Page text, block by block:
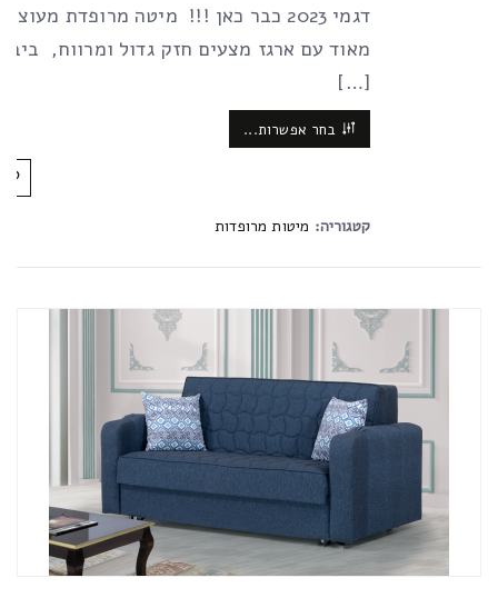
דגמי 2023 כבר כאן !!! מיטה מרופדת
מאוד עם ארגז מצעים חזק גדול ומרווח,
[…]
בחר אפשרות...
קטגוריה: מיטות מרופדות